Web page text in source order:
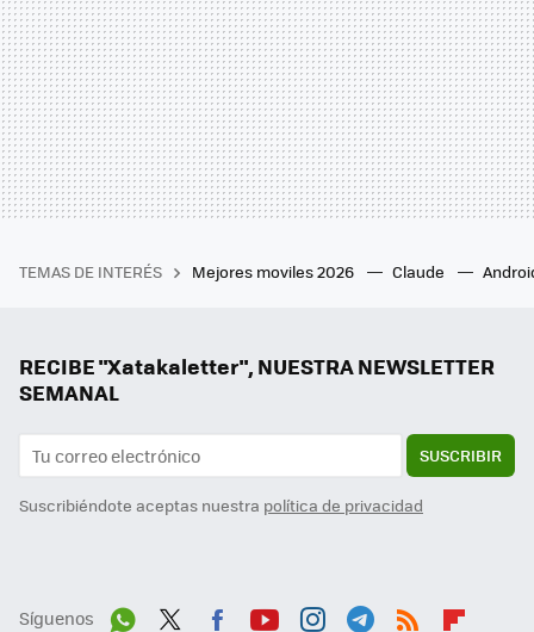
TEMAS DE INTERÉS Mejores moviles 2026 Claude
RECIBE "Xatakaletter", NUESTRA NEWSLETTER
SEMANAL
SUSCRIBIR
Suscribiéndote aceptas nuestra política de privacidad
Síguenos